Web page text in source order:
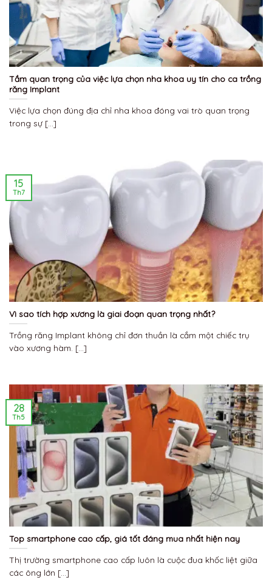
Tầm quan trọng của việc lựa chọn nha khoa uy tín cho ca trồng
răng Implant
Việc lựa chọn đúng địa chỉ nha khoa đóng vai trò quan trọng
trong sự [...]
Vì sao tích hợp xương là giai đoạn quan trọng nhất?
Trồng răng Implant không chỉ đơn thuần là cắm một chiếc trụ
vào xương hàm. [...]
15
Th7
Top smartphone cao cấp, giá tốt đáng mua nhất hiện nay
Thị trường smartphone cao cấp luôn là cuộc đua khốc liệt giữa
các ông lớn [...]
28
Th5